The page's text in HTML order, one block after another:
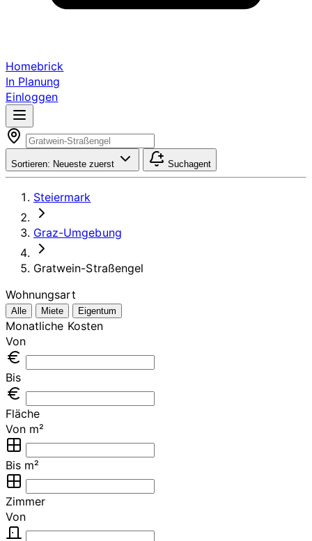
Homebrick
In Planung
Einloggen
Sortieren: Neueste zuerst Suchagent
Steiermark
Graz-Umgebung
Gratwein-Straßengel
Wohnungsart
Alle Miete Eigentum
Monatliche Kosten
Von
Bis
Fläche
Von m²
Bis m²
Zimmer
Von